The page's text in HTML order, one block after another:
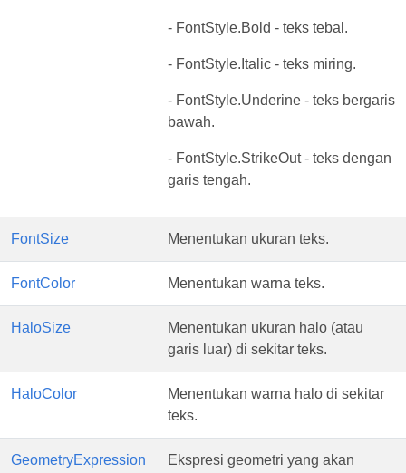
- FontStyle.Bold - teks tebal.
- FontStyle.Italic - teks miring.
- FontStyle.Underine - teks bergaris
bawah.
- FontStyle.StrikeOut - teks dengan
garis tengah.
FontSize Menentukan ukuran teks.
FontColor Menentukan warna teks.
HaloSize
Menentukan ukuran halo (atau
garis luar) di sekitar teks.
HaloColor
Menentukan warna halo di sekitar
teks.
GeometryExpression
Ekspresi geometri yang akan